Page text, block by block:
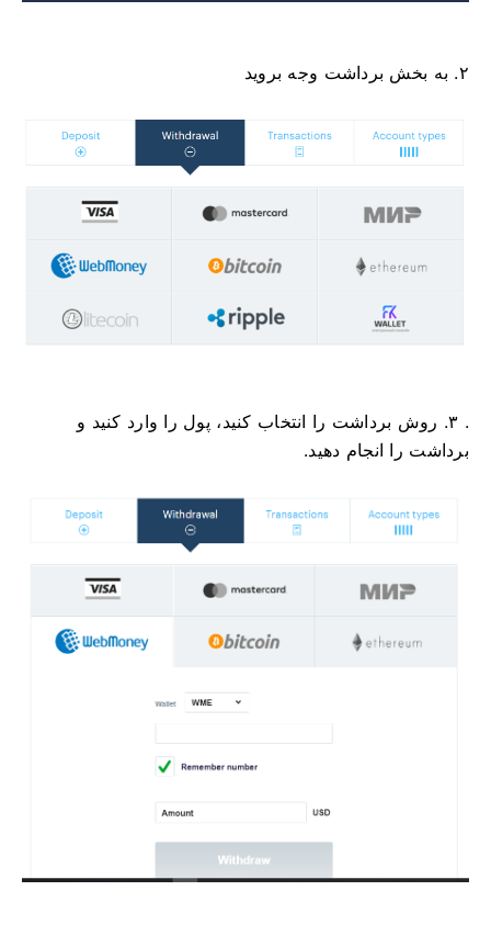
۲. به بخش برداشت وجه بروید
. ۳. روش برداشت را انتخاب کنید، پول را وارد کنید و
برداشت را انجام دهید.